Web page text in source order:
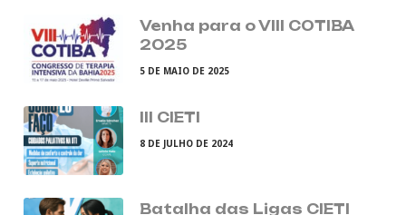
Venha para o VIII COTIBA
2025
5 DE MAIO DE 2025
III CIETI
8 DE JULHO DE 2024
Batalha das Ligas CIETI